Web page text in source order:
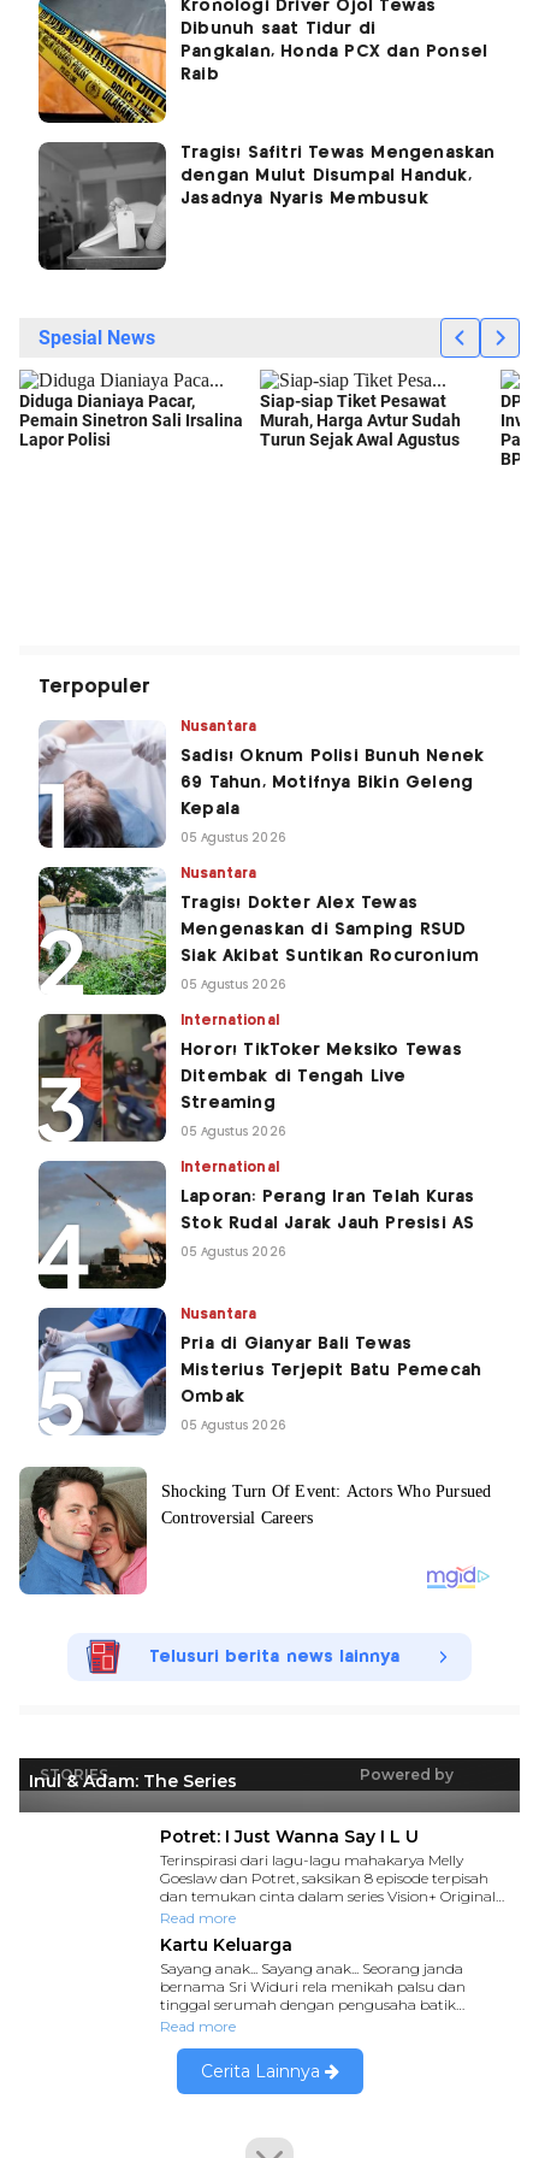
Kronologi Driver Ojol Tewas
Dibunuh saat Tidur di
Pangkalan, Honda PCX dan Ponsel
Raib
Tragis! Safitri Tewas Mengenaskan
dengan Mulut Disumpal Handuk,
Jasadnya Nyaris Membusuk
Terpopuler
Nusantara
Sadis! Oknum Polisi Bunuh Nenek
69 Tahun, Motifnya Bikin Geleng
Kepala
05 Agustus 2026
Nusantara
Tragis! Dokter Alex Tewas
Mengenaskan di Samping RSUD
Siak Akibat Suntikan Rocuronium
05 Agustus 2026
International
Horor! TikToker Meksiko Tewas
Ditembak di Tengah Live
Streaming
05 Agustus 2026
International
Laporan: Perang Iran Telah Kuras
Stok Rudal Jarak Jauh Presisi AS
05 Agustus 2026
Nusantara
Pria di Gianyar Bali Tewas
Misterius Terjepit Batu Pemecah
Ombak
05 Agustus 2026
Telusuri berita news lainnya